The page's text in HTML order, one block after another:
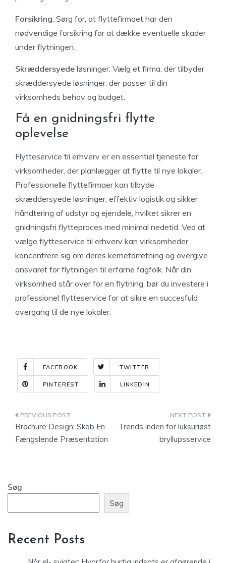
Forsikring: Sørg for, at flyttefirmaet har den
nødvendige forsikring for at dække eventuelle skader
under flytningen.
Skræddersyede løsninger: Vælg et firma, der tilbyder
skræddersyede løsninger, der passer til din
virksomheds behov og budget.
Få en gnidningsfri flytte
oplevelse
Flytteservice til erhverv er en essentiel tjeneste for
virksomheder, der planlægger at flytte til nye lokaler.
Professionelle flyttefirmaer kan tilbyde
skræddersyede løsninger, effektiv logistik og sikker
håndtering af udstyr og ejendele, hvilket sikrer en
gnidningsfri flytteproces med minimal nedetid. Ved at
vælge flytteservice til erhverv kan virksomheder
koncentrere sig om deres kerneforretning og overgive
ansvaret for flytningen til erfarne fagfolk. Når din
virksomhed står over for en flytning, bør du investere i
professionel flytteservice for at sikre en succesfuld
overgang til de nye lokaler.
FACEBOOK TWITTER
PINTEREST LINKEDIN
Indlægsnavigation
Brochure Design: Skab En
Fængslende Præsentation
Trends inden for luksuriøst
bryllupsservice
Søg
Søg
Recent Posts